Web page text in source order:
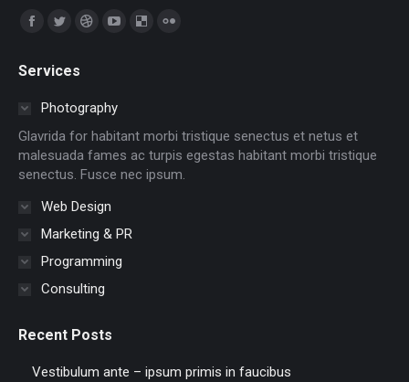
Trouvez nous sur :
Facebook
opens
new
window
Twitter
opens
in
new
window
Dribble
in
new
window
YouTube
in
new
window
Delicious
window
new
window
Services
Photography
Glavrida for habitant morbi tristique senectus et netus et
malesuada fames ac turpis egestas habitant morbi tristique
senectus. Fusce nec ipsum.
Web Design
Marketing & PR
Programming
Consulting
Recent Posts
Vestibulum ante – ipsum primis in faucibus